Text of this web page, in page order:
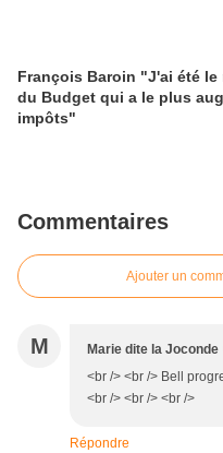
François Baroin "J'ai été le
du Budget qui a le plus
impôts"
Commentaires
Ajouter un
M Marie dite la Joconde
<br /> <br /> Bell
<br /> <br /> <br />
Répondre